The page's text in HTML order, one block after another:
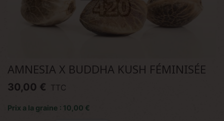
AMNESIA X BUDDHA KUSH FÉMINISÉE
30,00 € TTC
Prix a la graine : 10,00 €